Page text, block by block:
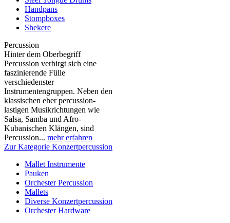
Handpans
Stompboxes
Shekere
Percussion
Hinter dem Oberbegriff
Percussion verbirgt sich eine
faszinierende Fülle
verschiedenster
Instrumentengruppen. Neben den
klassischen eher percussion-
lastigen Musikrichtungen wie
Salsa, Samba und Afro-
Kubanischen Klängen, sind
Percussion... mehr erfahren
Zur Kategorie Konzertpercussion
Mallet Instrumente
Pauken
Orchester Percussion
Mallets
Diverse Konzertpercussion
Orchester Hardware